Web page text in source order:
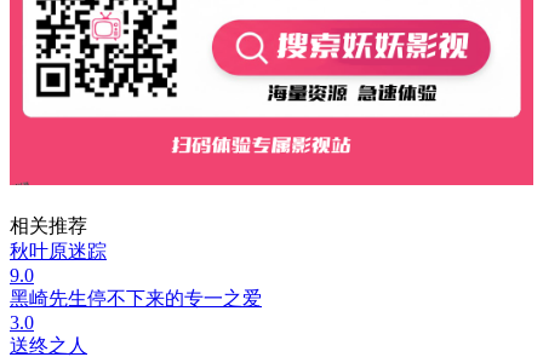
相关推荐
秋叶原迷踪
9.0
黑崎先生停不下来的专一之爱
3.0
送终之人